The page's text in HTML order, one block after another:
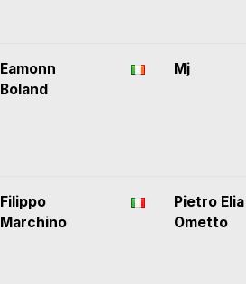
Eamonn
Boland
Mj
Filippo
Marchino
Pietro Elia
Ometto